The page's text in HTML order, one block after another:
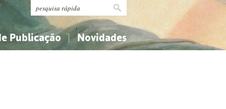
Publicação Novidades